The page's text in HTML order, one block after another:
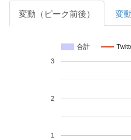
変動（ピーク前後） 変
合計
1
2
3